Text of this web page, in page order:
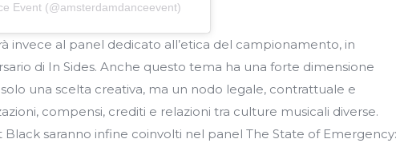
Event (@amsterdamdanceevent)
invece al panel dedicato all’etica del campionamento, in
di In Sides. Anche questo tema ha una forte dimensione
una scelta creativa, ma un nodo legale, contrattuale e
compensi, crediti e relazioni tra culture musicali diverse.
Black saranno infine coinvolti nel panel The State of Emergency: